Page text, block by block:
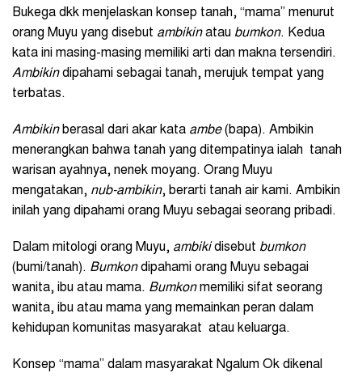
Bukega dkk menjelaskan konsep tanah, “mama” menurut
orang Muyu yang disebut ambikinatau bumkon. Kedua
kata ini masing-masing memiliki arti dan makna tersendiri.
Ambikindipahami sebagai tanah, merujuk tempat yang
terbatas.
Ambikin berasal dari akar kata ambe(bapa). Ambikin
menerangkan bahwa tanah yang ditempatinya ialah tanah
warisan ayahnya, nenek moyang. Orang Muyu
mengatakan, nub-ambikin, berarti tanah air kami. Ambikin
inilah yang dipahami orang Muyu sebagai seorang pribadi.
Dalam mitologi orang Muyu, ambikidisebut bumkon
(bumi/tanah). Bumkondipahami orang Muyu sebagai
wanita, ibu atau mama. Bumkonmemiliki sifat seorang
wanita, ibu atau mama yang memainkan peran dalam
kehidupan komunitas masyarakat atau keluarga.
Konsep “mama” dalam masyarakat Ngalum Ok dikenal